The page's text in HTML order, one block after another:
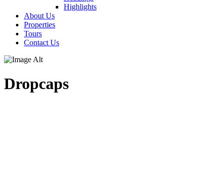
Highlights
About Us
Properties
Tours
Contact Us
Dropcaps